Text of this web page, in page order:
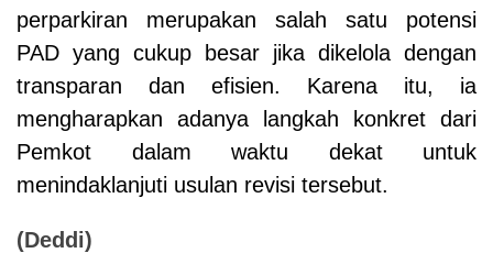
perparkiran merupakan salah satu potensi
PAD yang cukup besar jika dikelola dengan
transparan dan efisien. Karena itu, ia
mengharapkan adanya langkah konkret dari
Pemkot dalam waktu dekat untuk
menindaklanjuti usulan revisi tersebut.
(Deddi)